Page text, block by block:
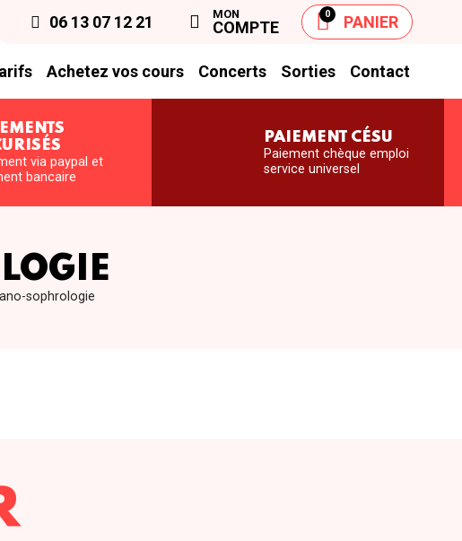
06 13 07 12 21 MON
COMPTE
0 PANIER
Achetez vos cours Concerts Sorties Contact
via paypal et
bancaire
PAIEMENT CÉSU
Paiement chèque emploi
service universel
sophrologie